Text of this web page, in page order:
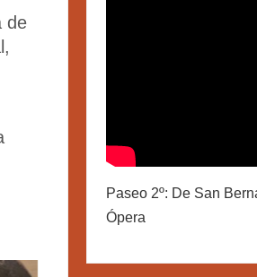
de
Paseo 2º: De San
Ópera